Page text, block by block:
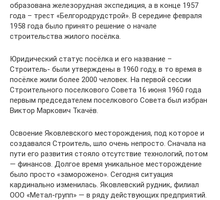
образована железорудная экспедиция, а в конце 1957
года – трест «Белгородрудстрой». В середине февраля
1958 года было принято решение о начале
строительства жилого посёлка.
Юридический статус посёлка и его название –
Строитель- были утверждены в 1960 году, в то время в
посёлке жили более 2000 человек. На первой сессии
Строительного поселкового Совета 16 июня 1960 года
первым председателем поселкового Совета был избран
Виктор Маркович Ткачёв.
Освоение Яковлевского месторождения, под которое и
создавался Строитель, шло очень непросто. Сначала на
пути его развития стояло отсутствие технологий, потом
— финансов. Долгое время уникальное месторождение
было просто «заморожено». Сегодня ситуация
кардинально изменилась. Яковлевский рудник, филиал
ООО «Метал-групп» — в ряду действующих предприятий.